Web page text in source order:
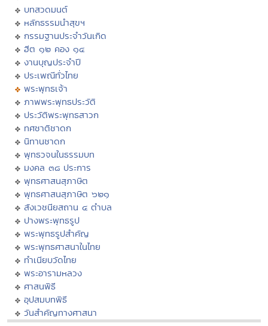
บทสวดมนต์
หลักธรรมนำสุขฯ
กรรมฐานประจำวันเกิด
ฮีต ๑๒ คอง ๑๔
งานบุญประจำปี
ประเพณีทั่วไทย
พระพุทธเจ้า
ภาพพระพุทธประวัติ
ประวัติพระพุทธสาวก
ทศชาติชาดก
นิทานชาดก
พุทธวจนในธรรมบท
มงคล ๓๘ ประการ
พุทธศาสนสุภาษิต
พุทธศาสนสุภาษิต ๖๒๑
สังเวชนียสถาน ๔ ตำบล
ปางพระพุทธรูป
พระพุทธรูปสำคัญ
พระพุทธศาสนาในไทย
ทำเนียบวัดไทย
พระอารามหลวง
ศาสนพิธี
อุปสมบทพิธี
วันสำคัญทางศาสนา